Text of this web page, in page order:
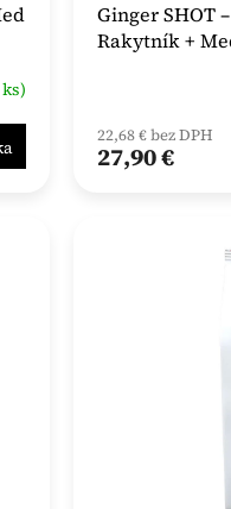
Ginger SHOT
Rakytník +
22,68 € bez DPH
27,90 €